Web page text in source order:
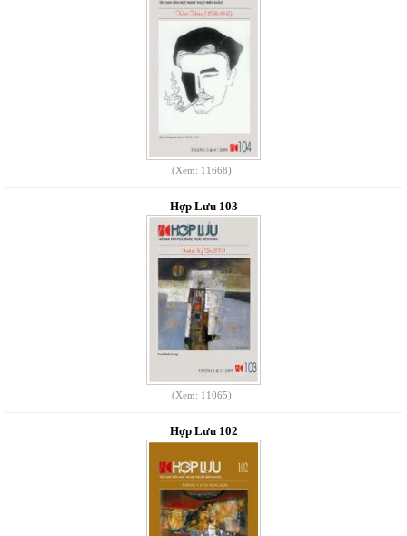
(Xem: 11668)
Hợp Lưu 103
(Xem: 11065)
Hợp Lưu 102